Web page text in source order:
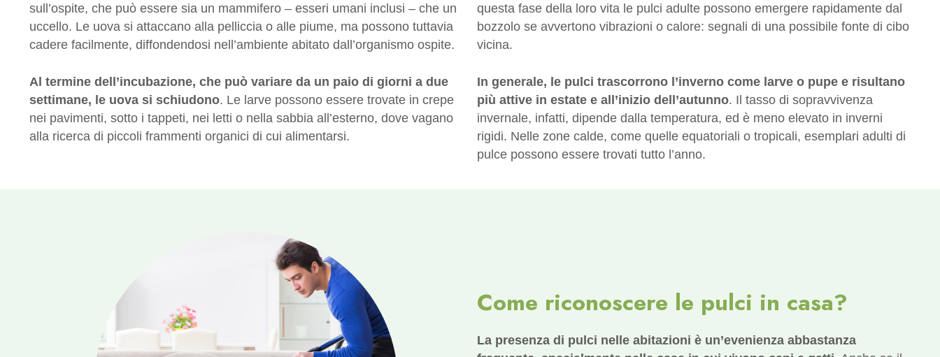
sull’ospite, che può essere sia un mammifero – esseri umani inclusi – che un
uccello. Le uova si attaccano alla pelliccia o alle piume, ma possono tuttavia
cadere facilmente, diffondendosi nell’ambiente abitato dall’organismo ospite.
Al termine dell’incubazione, che può variare da un paio di giorni a due
settimane, le uova si schiudono. Le larve possono essere trovate in crepe
nei pavimenti, sotto i tappeti, nei letti o nella sabbia all’esterno, dove vagano
alla ricerca di piccoli frammenti organici di cui alimentarsi.
questa fase della loro vita le pulci adulte possono emergere rapidamente dal
bozzolo se avvertono vibrazioni o calore: segnali di una possibile fonte di cibo
vicina.
In generale, le pulci trascorrono l’inverno come larve o pupe e risultano
più attive in estate e all’inizio dell’autunno. Il tasso di sopravvivenza
invernale, infatti, dipende dalla temperatura, ed è meno elevato in inverni
rigidi. Nelle zone calde, come quelle equatoriali o tropicali, esemplari adulti di
pulce possono essere trovati tutto l’anno.
Come riconoscere le pulci in casa?
La presenza di pulci nelle abitazioni è un’evenienza abbastanza